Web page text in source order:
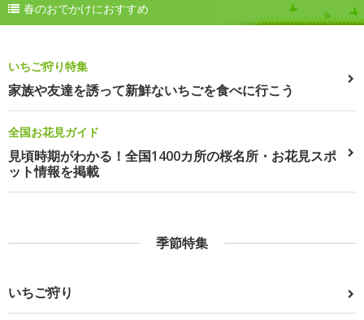
春のおでかけにおすすめ
いちご狩り特集
家族や友達を誘って新鮮ないちごを食べに行こう
全国お花見ガイド
見頃時期がわかる！全国1400カ所の桜名所・お花見スポ
ット情報を掲載
季節特集
いちご狩り